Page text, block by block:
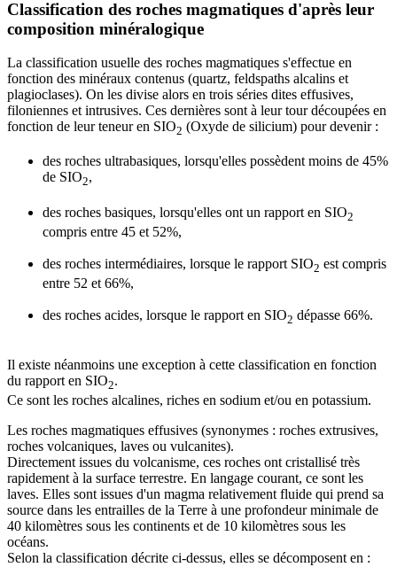
Classification des roches magmatiques d'après leur
composition minéralogique
La classification usuelle des roches magmatiques s'effectue en
fonction des minéraux contenus (quartz, feldspaths alcalins et
plagioclases). On les divise alors en trois séries dites effusives,
filoniennes et intrusives. Ces dernières sont à leur tour découpées en
fonction de leur teneur en SIO2 (Oxyde de silicium) pour devenir :
des roches ultrabasiques, lorsqu'elles possèdent moins de 45%
de SIO2,
des roches basiques, lorsqu'elles ont un rapport en SIO2
compris entre 45 et 52%,
des roches intermédiaires, lorsque le rapport SIO2 est compris
entre 52 et 66%,
des roches acides, lorsque le rapport en SIO2 dépasse 66%.
Il existe néanmoins une exception à cette classification en fonction
du rapport en SIO2.
Ce sont les roches alcalines, riches en sodium et/ou en potassium.
Les roches magmatiques effusives (synonymes : roches extrusives,
roches volcaniques, laves ou vulcanites).
Directement issues du volcanisme, ces roches ont cristallisé très
rapidement à la surface terrestre. En langage courant, ce sont les
laves. Elles sont issues d'un magma relativement fluide qui prend sa
source dans les entrailles de la Terre à une profondeur minimale de
40 kilomètres sous les continents et de 10 kilomètres sous les
océans.
Selon la classification décrite ci-dessus, elles se décomposent en :